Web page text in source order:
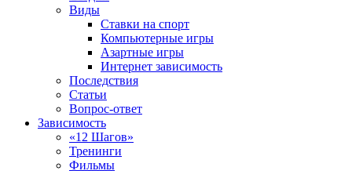
Виды
Ставки на спорт
Компьютерные игры
Азартные игры
Интернет зависимость
Последствия
Статьи
Вопрос-ответ
Зависимость
«12 Шагов»
Тренинги
Фильмы